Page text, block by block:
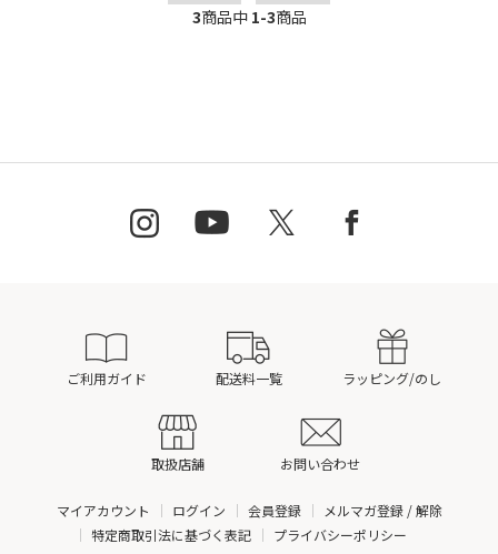
3商品中 1-3商品
ご利用ガイド 配送料一覧 ラッピング/のし
取扱店舗 お問い合わせ
マイアカウント ログイン 会員登録
メルマガ登録 / 解除
特定商取引法に基づく表記
プライバシーポリシー